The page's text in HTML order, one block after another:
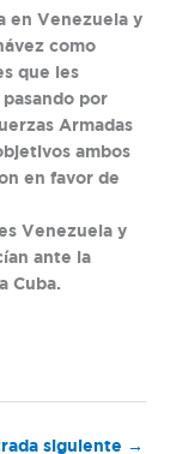
en Venezuela y
como
que les
por
Armadas
ambos
en favor de
Venezuela y
ante la
Cuba.
siguiente →